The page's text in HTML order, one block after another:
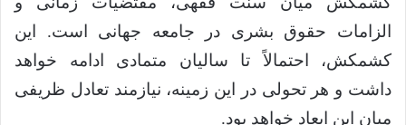
الزامات حقوق بشری در جامعه جهانی است. این
کشمکش، احتمالاً تا سالیان متمادی ادامه خواهد
داشت و هر تحولی در این زمینه، نیازمند تعادل ظریفی
میان این ابعاد خواهد بود.